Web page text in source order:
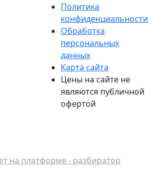
Политика
конфиденциальности
Обработка
персональных
данных
Карта сайта
Цены на сайте не
являются публичной
офертой
на платформе - разбиратор